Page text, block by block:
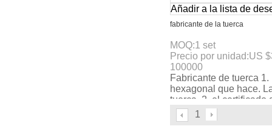
Añadir a la lista de
fabricante de la tuerca
MOQ:1 set
Precio por unidad:US $
100000
Fabricante de tuerca 1.
hexagonal que hace.
tuerca. 2. el certificado
3. max. La velocidad:
160pcs/min. 4. 4- estaci
1